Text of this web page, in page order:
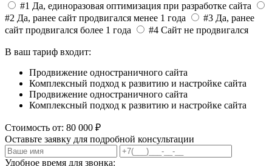
#1 Да, единоразовая оптимизация при разработке сайта
#2 Да, ранее сайт продвигался менее 1 года #3 Да, ранее
сайт продвигался более 1 года
#4 Сайт не продвигался
В ваш тариф входит:
Продвижение одностраничного сайта
Комплексный подход к развитию и настройке сайта
Продвижение одностраничного сайта
Комплексный подход к развитию и настройке сайта
Стоимость от: 80 000 ₽
Оставьте заявку для подробной консультации
Удобное время для звонка: